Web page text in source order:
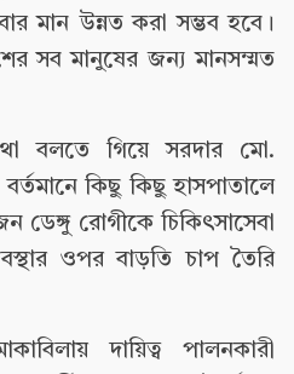
মান উন্নত করা সম্ভব হবে।
সব মানুষের জন্য মানসম্মত
বলতে গিয়ে সরদার মো.
কিছু কিছু হাসপাতালে
রোগীকে চিকিৎসাসেবা
ওপর বাড়তি চাপ তৈরি
দায়িত্ব পালনকারী